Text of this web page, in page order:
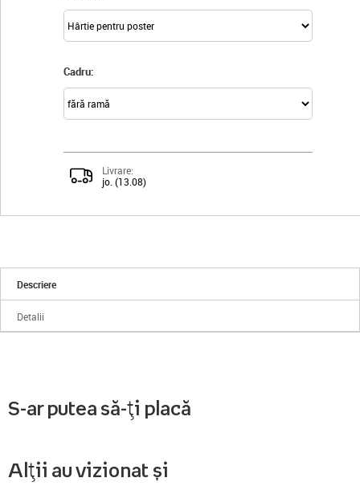
Cadru:
Livrare:
jo. (13.08)
Descriere
Detalii
S-ar putea să-ți placă
Alții au vizionat și